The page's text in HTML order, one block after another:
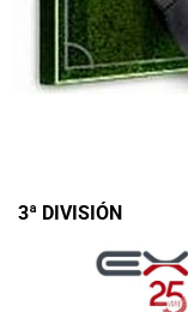
3ª DIVISIÓN